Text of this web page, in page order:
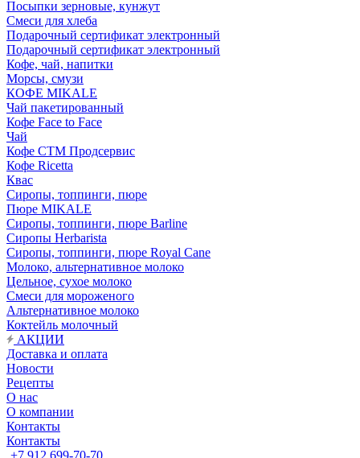
Посыпки зерновые, кунжут
Смеси для хлеба
Подарочный сертификат электронный
Подарочный сертификат электронный
Кофе, чай, напитки
Морсы, смузи
КОФЕ MIKALE
Чай пакетированный
Кофе Face to Face
Чай
Кофе СТМ Продсервис
Кофе Ricetta
Квас
Сиропы, топпинги, пюре
Пюре MIKALE
Сиропы, топпинги, пюре Barline
Сиропы Herbarista
Сиропы, топпинги, пюре Royal Cane
Молоко, альтернативное молоко
Цельное, сухое молоко
Смеси для мороженого
Альтернативное молоко
Коктейль молочный
АКЦИИ
Доставка и оплата
Новости
Рецепты
О нас
О компании
Контакты
Контакты
+7 912 699-70-70